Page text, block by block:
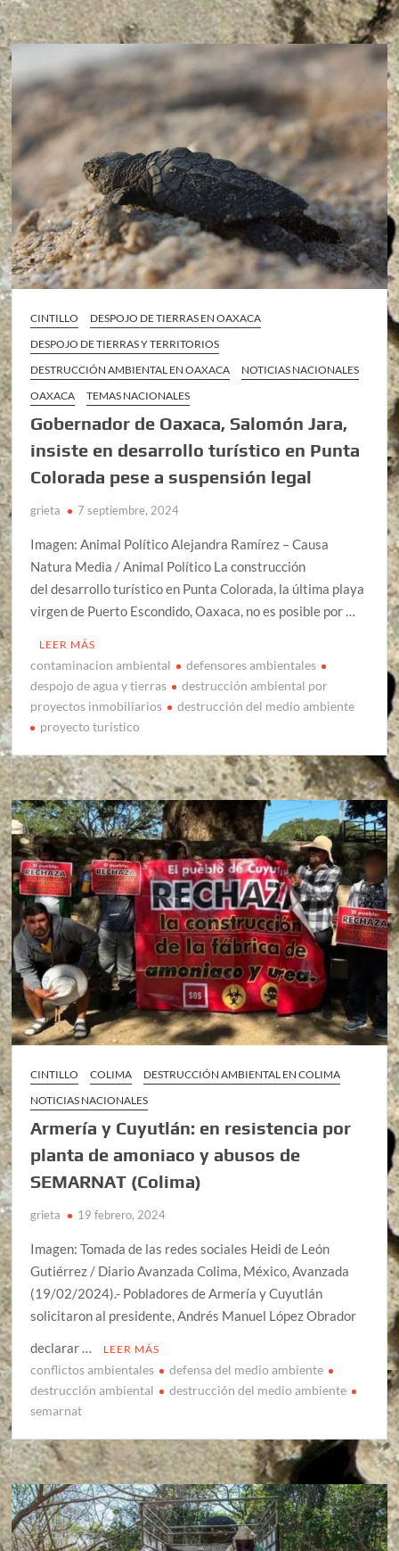
CINTILLO
DESPOJO DE TIERRAS EN OAXACA
DESPOJO DE TIERRAS Y TERRITORIOS
DESTRUCCIÓN AMBIENTAL EN OAXACA
NOTICIAS NACIONALES
OAXACA
TEMAS NACIONALES
Gobernador de Oaxaca, Salomón Jara,
insiste en desarrollo turístico en Punta
Colorada pese a suspensión legal
grieta 7 septiembre, 2024
Imagen: Animal Político Alejandra Ramírez – Causa
Natura Media / Animal Político La construcción
del desarrollo turístico en Punta Colorada, la última playa
virgen de Puerto Escondido, Oaxaca, no es posible por …
LEER MÁS
contaminacion ambiental
defensores ambientales
despojo de agua y tierras
destrucción ambiental por
proyectos inmobiliarios
destrucción del medio ambiente
proyecto turistico
CINTILLO COLIMA
DESTRUCCIÓN AMBIENTAL EN COLIMA
NOTICIAS NACIONALES
Armería y Cuyutlán: en resistencia por
planta de amoniaco y abusos de
SEMARNAT (Colima)
grieta 19 febrero, 2024
Imagen: Tomada de las redes sociales Heidi de León
Gutiérrez / Diario Avanzada Colima, México, Avanzada
(19/02/2024).- Pobladores de Armería y Cuyutlán
solicitaron al presidente, Andrés Manuel López Obrador
declarar …
LEER MÁS
conflictos ambientales
defensa del medio ambiente
destrucción ambiental
destrucción del medio ambiente
semarnat